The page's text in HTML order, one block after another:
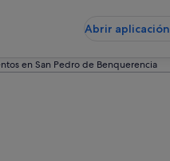
Abrir aplicación
en San Pedro de Benquerencia